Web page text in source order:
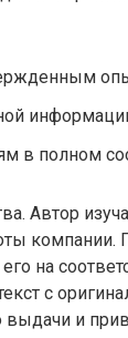
в полном
Автор
компании.
на
с
и